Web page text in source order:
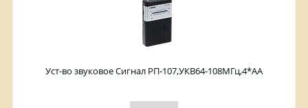
Уст-во звуковое Сигнал РП-107,УКВ64-108МГц,4*АА